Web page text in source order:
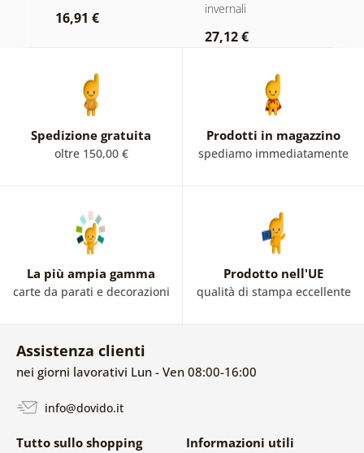
16,91 €
invernali
27,12 €
Spedizione gratuita
oltre 150,00 €
Prodotti in magazzino
spediamo immediatamente
La più ampia gamma
carte da parati e decorazioni
Prodotto nell'UE
qualità di stampa eccellente
Assistenza clienti
nei giorni lavorativi Lun - Ven 08:00-16:00
info@dovido.it
Tutto sullo shopping Informazioni utili